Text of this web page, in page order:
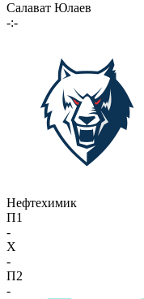
Салават Юлаев
-:-
Нефтехимик
П1
-
X
-
П2
-